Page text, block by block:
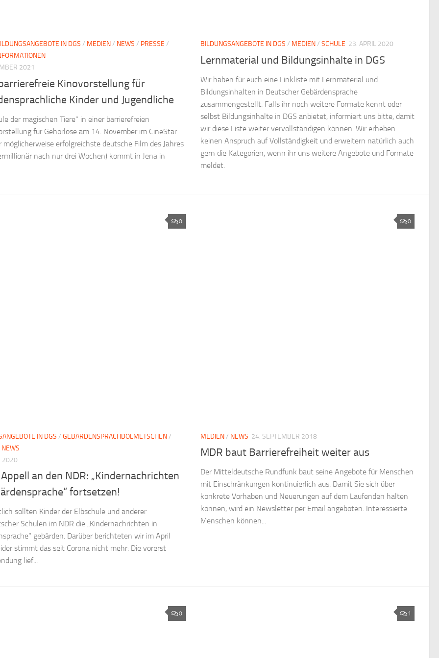
IN DGS / MEDIEN/ NEWS / PRESSE /
2021
Kinovorstellung für
Kinder und Jugendliche
der magischen Tiere“ in einer barrierefreien
für Gehörlose am 14. November im CineStar
möglicherweise erfolgreichste deutsche Film des Jahres
nach nur drei Wochen) kommt in Jena in
BILDUNGSANGEBOTE IN DGS / MEDIEN/ SCHULE 23. APRIL 2020
Lernmaterial und Bildungsinhalte in DGS
Wir haben für euch eine Linkliste mit Lernmaterial und
Bildungsinhalten in Deutscher Gebärdensprache
zusammengestellt. Falls ihr noch weitere Formate kennt oder
selbst Bildungsinhalte in DGS anbietet, informiert uns bitte, damit
wir diese Liste weiter vervollständigen können. Wir erheben
keinen Anspruch auf Vollständigkeit und erweitern natürlich auch
gern die Kategorien, wenn ihr uns weitere Angebote und Formate
meldet.
0
IN DGS / GEBÄRDENSPRACHDOLMETSCHEN/
NEWS
2020
an den NDR: „Kindernachrichten
fortsetzen!
sollten Kinder der Elbschule und anderer
Schulen im NDR die „Kindernachrichten in
gebärden. Darüber berichteten wir im April
stimmt das seit Corona nicht mehr: Die vorerst
lief...
0
MEDIEN/ NEWS 24. SEPTEMBER 2018
MDR baut Barrierefreiheit weiter aus
Der Mitteldeutsche Rundfunk baut seine Angebote für Menschen
mit Einschränkungen kontinuierlich aus. Damit Sie sich über
konkrete Vorhaben und Neuerungen auf dem Laufenden halten
können, wird ein Newsletter per Email angeboten. Interessierte
Menschen können...
0 1